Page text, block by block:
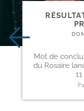
Mot de
du Rosaire